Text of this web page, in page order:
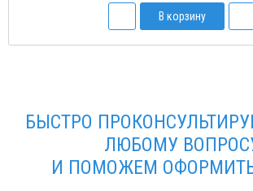
В корзину
БЫСТРО
ЛЮБОМУ
И ПОМОЖЕМ